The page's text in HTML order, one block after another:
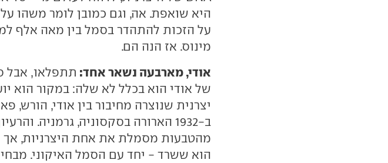
היא שואפת. אה, וגם כמובן לומר משהו
על הזכות להתהדר בסמל בין מאה אלף
מינוס. אז הנה הם.
אודי, מארבעה נשאר אחד: תתפלאו, אבל
של אודי הוא בכלל לא שלה: במקור הוא
ב-1932 הארורה בסקסוניה, גרמניה.
מהטבעות מסמלת את אחת היצרניות,
הוא ששרד - יחד עם הסמל האיקוני.